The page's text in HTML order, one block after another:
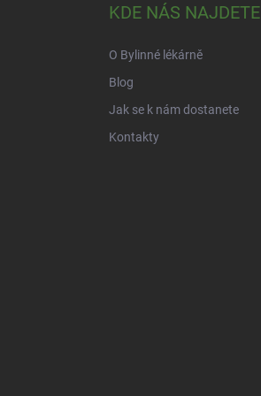
KDE NÁS NAJDETE
O Bylinné lékárně
Blog
Jak se k nám dostanete
Kontakty